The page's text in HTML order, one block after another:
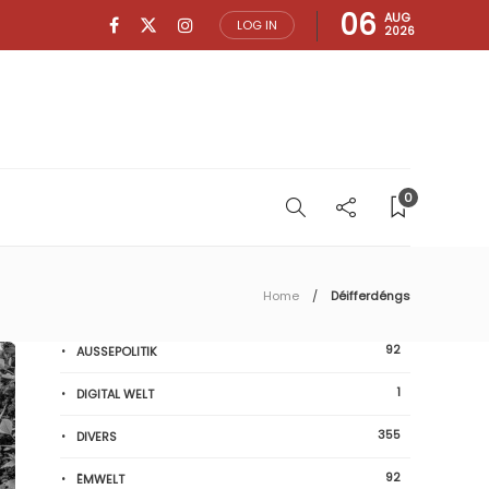
LOG IN 06 AUG
2026
0
Home Déifferdéngs
AUSSEPOLITIK 92
DIGITAL WELT 1
DIVERS 355
ËMWELT 92